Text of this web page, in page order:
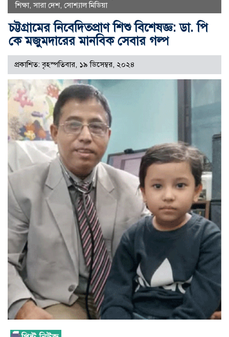
শিক্ষা,সারা দেশ, সোশ্যাল মিডিয়া
চট্টগ্রামের নিবেদিতপ্রাণ শিশু বিশেষজ্ঞ: ডা. পি
কে মজুমদারের মানবিক সেবার গল্প
প্রকাশিত: বৃহস্পতিবার, ১৯ ডিসেম্বর, ২০২৪